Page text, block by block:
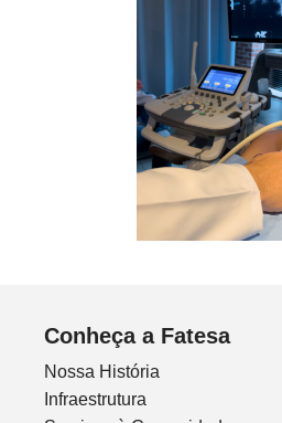
Conheça a Fatesa
Nossa História
Infraestrutura